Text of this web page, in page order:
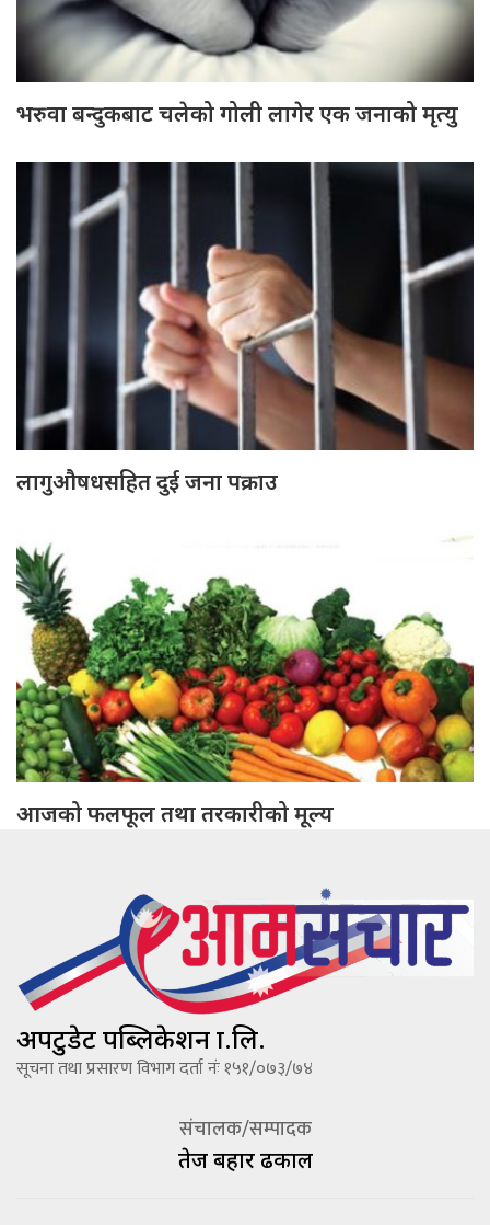
भरुवा बन्दुकबाट चलेको गोली लागेर एक जनाको मृत्यु
लागुऔषधसहित दुई जना पक्राउ
आजको फलफूल तथा तरकारीको मूल्य
अपटुडेट पब्लिकेशन प्रा.लि.
सूचना तथा प्रसारण विभाग दर्ता नंः १५१/०७३/७४
संचालक/सम्पादक
तेज बहादूर ढकाल